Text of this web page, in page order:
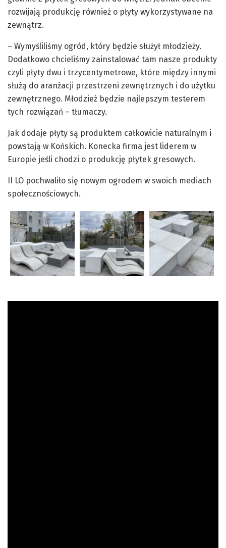
rozwijają produkcję również o płyty wykorzystywane na
zewnątrz.
– Wymyśliliśmy ogród, który będzie służył młodzieży.
Dodatkowo chcieliśmy zainstalować tam nasze produkty
czyli płyty dwu i trzycentymetrowe, które między innymi
służą do aranżacji przestrzeni zewnętrznych i do użytku
zewnętrznego. Młodzież będzie najlepszym testerem
tych rozwiązań – tłumaczy.
Jak dodaje płyty są produktem całkowicie naturalnym i
powstają w Końskich. Konecka firma jest liderem w
Europie jeśli chodzi o produkcję płytek gresowych.
II LO pochwaliło się nowym ogrodem w swoich mediach
społecznościowych.